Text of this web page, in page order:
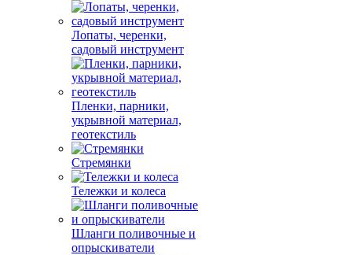
Лопаты, черенки,
садовый инструмент
Пленки, парники,
укрывной материал,
геотекстиль
Стремянки
Тележки и колеса
Шланги поливочные и
опрыскиватели